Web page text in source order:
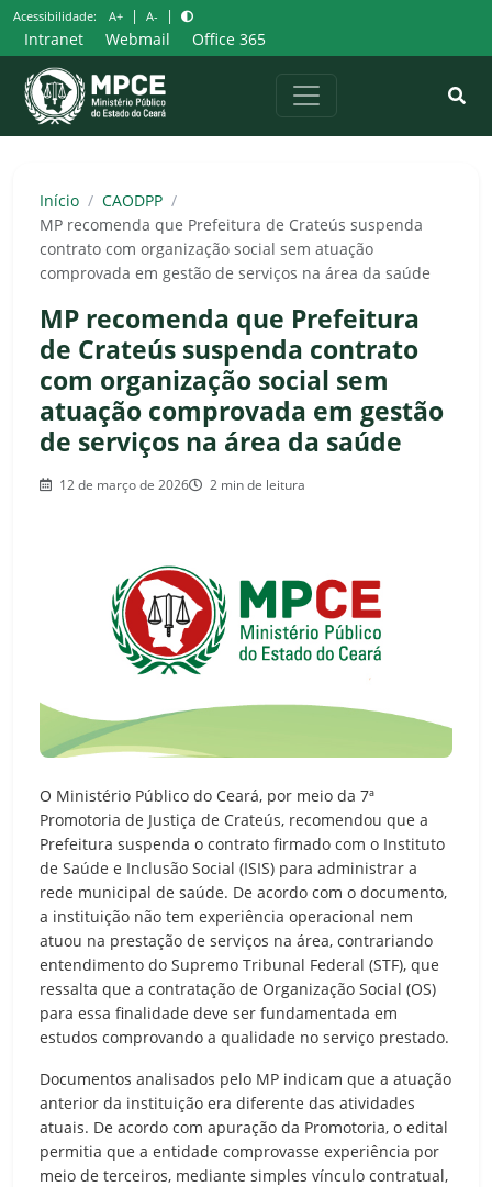
Pular
para
o
conteúdo
Acessibilidade: A+ | A- |
Intranet Webmail Office 365
Início / CAODPP /
MP recomenda que Prefeitura de Crateús suspenda
contrato com organização social sem atuação
comprovada em gestão de serviços na área da saúde
MP recomenda que Prefeitura
de Crateús suspenda contrato
com organização social sem
atuação comprovada em gestão
de serviços na área da saúde
12 de março de 2026 2 min de leitura
O Ministério Público do Ceará, por meio da 7ª
Promotoria de Justiça de Crateús, recomendou que a
Prefeitura suspenda o contrato firmado com o Instituto
de Saúde e Inclusão Social (ISIS) para administrar a
rede municipal de saúde. De acordo com o documento,
a instituição não tem experiência operacional nem
atuou na prestação de serviços na área, contrariando
entendimento do Supremo Tribunal Federal (STF), que
ressalta que a contratação de Organização Social (OS)
para essa finalidade deve ser fundamentada em
estudos comprovando a qualidade no serviço prestado.
Documentos analisados pelo MP indicam que a atuação
anterior da instituição era diferente das atividades
atuais. De acordo com apuração da Promotoria, o edital
permitia que a entidade comprovasse experiência por
meio de terceiros, mediante simples vínculo contratual,